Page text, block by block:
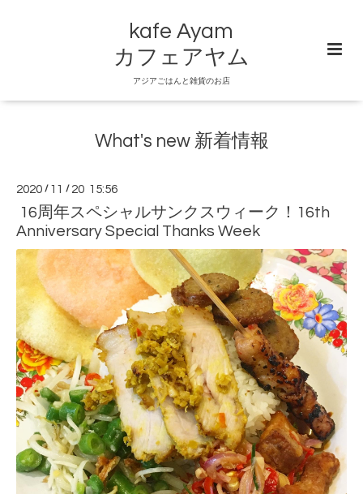
kafe Ayam
カフェアヤム
アジアごはんと雑貨のお店
What's new 新着情報
2020 / 11 / 20 15:56
16周年スペシャルサンクスウィーク！16th
Anniversary Special Thanks Week